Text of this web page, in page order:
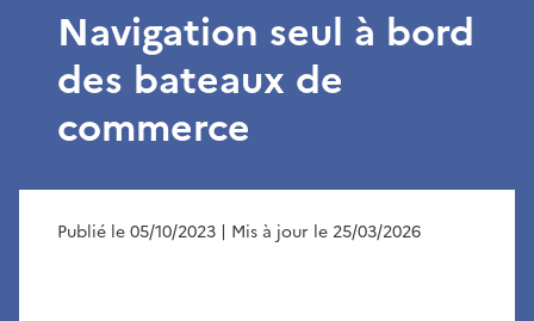
Navigation seul à bord
des bateaux de
commerce
Publié le 05/10/2023 | Mis à jour le 25/03/2026